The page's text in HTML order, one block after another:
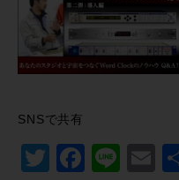
SNSで共有
Twitter